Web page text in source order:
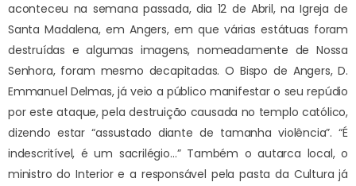
aconteceu na semana passada, dia 12 de Abril, na Igreja de
Santa Madalena, em Angers, em que várias estátuas foram
destruídas e algumas imagens, nomeadamente de Nossa
Senhora, foram mesmo decapitadas. O Bispo de Angers, D.
Emmanuel Delmas, já veio a público manifestar o seu repúdio
por este ataque, pela destruição causada no templo católico,
dizendo estar “assustado diante de tamanha violência”. “É
indescritível, é um sacrilégio…” Também o autarca local, o
ministro do Interior e a responsável pela pasta da Cultura já